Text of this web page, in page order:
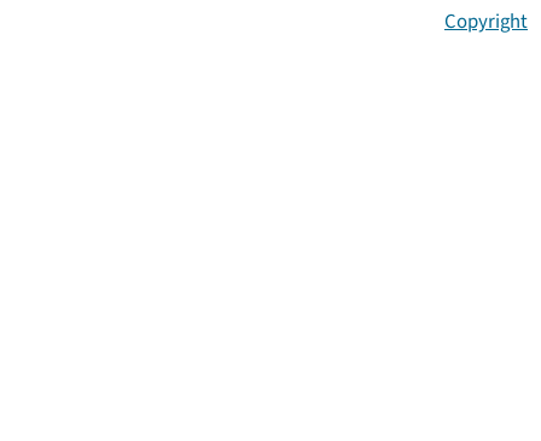
Copyright